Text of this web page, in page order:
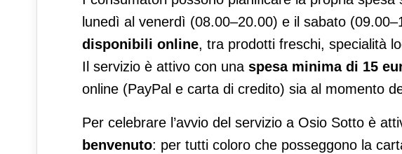
lunedì al venerdì (08.00–20.00) e il sabato
disponibili online, tra prodotti freschi, specialità
Il servizio è attivo con una spesa minima di 15
online (PayPal e carta di credito) sia al momento
Per celebrare l’avvio del servizio a Osio Sotto è
benvenuto: per tutti coloro che posseggono la